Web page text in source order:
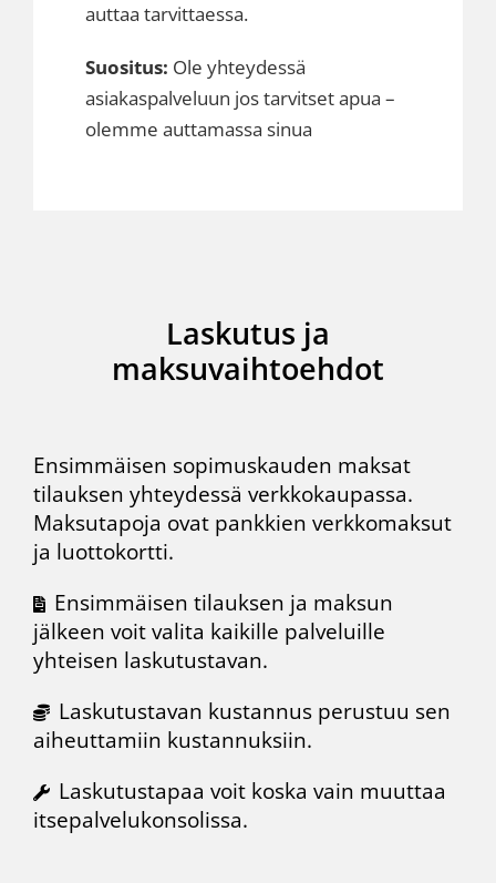
auttaa tarvittaessa.
Suositus: Ole yhteydessä
asiakaspalveluun jos tarvitset apua –
olemme auttamassa sinua
Laskutus ja
maksuvaihtoehdot
Ensimmäisen sopimuskauden maksat
tilauksen yhteydessä verkkokaupassa.
Maksutapoja ovat pankkien verkkomaksut
ja luottokortti.
Ensimmäisen tilauksen ja maksun
jälkeen voit valita kaikille palveluille
yhteisen laskutustavan.
Laskutustavan kustannus perustuu sen
aiheuttamiin kustannuksiin.
Laskutustapaa voit koska vain muuttaa
itsepalvelukonsolissa.